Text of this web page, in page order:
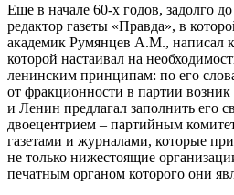
Еще в начале 60-х годов, задолго
редактор газеты «Правда», в
академик Румянцев А.М., написал
которой настаивал на
ленинским принципам: по его
от фракционности в партии
и Ленин предлагал заполнить его
двоецентрием – партийным
газетами и журналами, которые
не только нижестоящие
печатным органом которого они